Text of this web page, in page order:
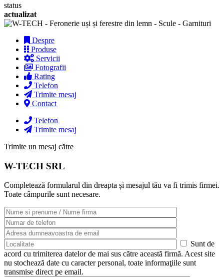
status
actualizat
Despre
Produse
Servicii
Fotografii
Rating
Telefon
Trimite mesaj
Contact
Telefon
Trimite mesaj
Trimite un mesaj către
W-TECH SRL
Completează formularul din dreapta și mesajul tău va fi trimis firmei.
Toate câmpurile sunt necesare.
Sunt de
acord cu trimiterea datelor de mai sus către această firmă. Acest site
nu stochează date cu caracter personal, toate informaţiile sunt
transmise direct pe email.